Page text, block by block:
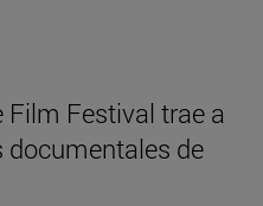
Festival trae a
de